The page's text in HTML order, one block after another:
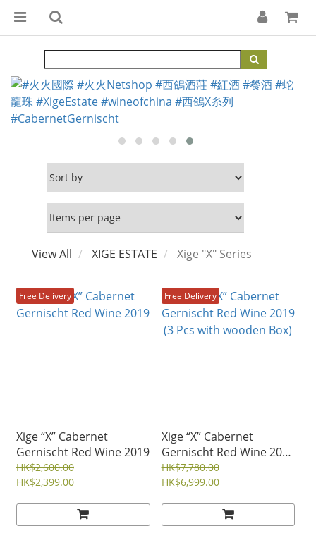
View All XIGE ESTATE Xige "X" Series
Free Delivery
Xige “X” Cabernet
Gernischt Red Wine 2019
HK$2,600.00
HK$2,399.00
Free Delivery
Xige “X” Cabernet
Gernischt Red Wine 2019
(3 Pcs with wooden Box)
HK$7,780.00
HK$6,999.00